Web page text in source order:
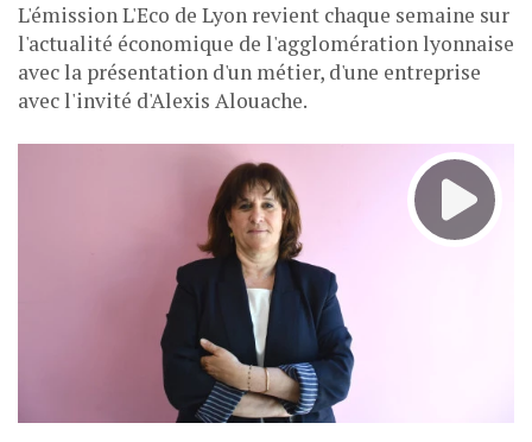
L'émission L'Eco de Lyon revient chaque semaine sur
l'actualité économique de l'agglomération lyonnaise
avec la présentation d'un métier, d'une entreprise
avec l'invité d'Alexis Alouache.